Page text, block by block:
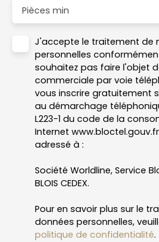
Pièces min
J'accepte le traitement de
personnelles conformément
souhaitez pas faire l'objet
commerciale par voie
vous inscrire gratuitement
au démarchage
L223-1 du code de la
Internet
adressé à :
Société Worldline, Service
BLOIS CEDEX.
Pour en savoir plus sur le
données personnelles,
politique de confidentialité.